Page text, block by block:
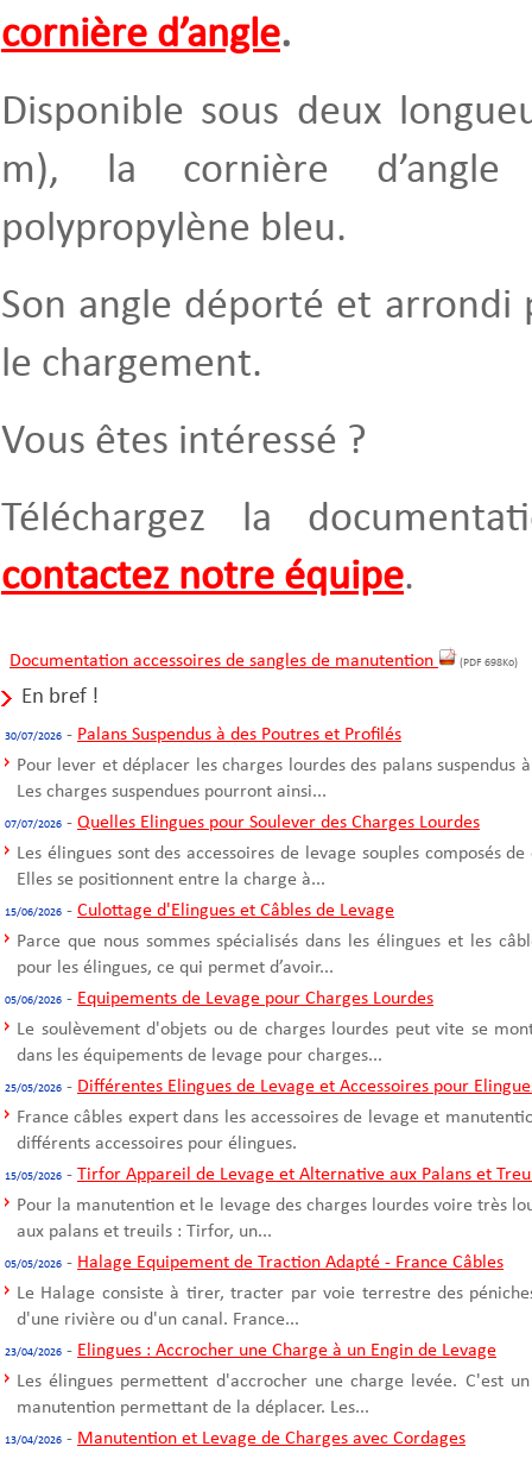
cornière d’angle.
Disponible sous deux
m), la cornière
polypropylène bleu.
Son angle déporté et
le chargement.
Vous êtes intéressé ?
Téléchargez la
contactez notre équipe.
Documentation accessoires de sangles de manutention (PDF 698Ko)
En bref !
30/07/2026 - Palans Suspendus à des Poutres et Profilés
Pour lever et déplacer les charges lourdes des palans suspendus
Les charges suspendues pourront ainsi...
07/07/2026 - Quelles Elingues pour Soulever des Charges Lourdes
Les élingues sont des accessoires de levage souples composés
Elles se positionnent entre la charge à...
15/06/2026 - Culottage d'Elingues et Câbles de Levage
Parce que nous sommes spécialisés dans les élingues et les
pour les élingues, ce qui permet d’avoir...
05/06/2026 - Equipements de Levage pour Charges Lourdes
Le soulèvement d'objets ou de charges lourdes peut vite se
dans les équipements de levage pour charges...
25/05/2026 - Différentes Elingues de Levage et Accessoires pour
France câbles expert dans les accessoires de levage et
différents accessoires pour élingues.
15/05/2026 - Tirfor Appareil de Levage et Alternative aux Palans et
Pour la manutention et le levage des charges lourdes voire très
aux palans et treuils : Tirfor, un...
05/05/2026 - Halage Equipement de Traction Adapté - France Câbles
Le Halage consiste à tirer, tracter par voie terrestre des
d'une rivière ou d'un canal. France...
23/04/2026 - Elingues : Accrocher une Charge à un Engin de Levage
Les élingues permettent d'accrocher une charge levée. C'est
manutention permettant de la déplacer. Les...
13/04/2026 - Manutention et Levage de Charges avec Cordages